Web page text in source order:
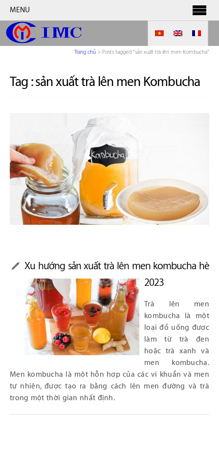
MENU
Trang chủ > Posts tagged "sản xuất trà lên men Kombucha"
Tag :sản xuất trà lên men Kombucha
Xu hướng sản xuất trà lên men kombucha hè
2023
Trà lên men
kombucha là một
loại đồ uống được
làm từ trà đen
hoặc trà xanh và
men kombucha.
Men kombucha là một hỗn hợp của các vi khuẩn và men
tự nhiên, được tạo ra bằng cách lên men đường và trà
trong một thời gian nhất định.